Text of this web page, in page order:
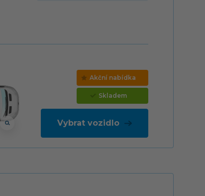
Akční nabídka
Skladem
Vybrat vozidlo